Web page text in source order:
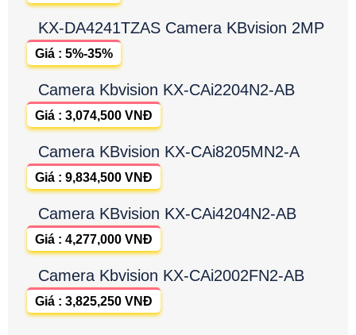
KX-DA4241TZAS Camera KBvision 2MP
Giá : 5%-35%
Camera Kbvision KX-CAi2204N2-AB
Giá : 3,074,500 VNĐ
Camera KBvision KX-CAi8205MN2-A
Giá : 9,834,500 VNĐ
Camera KBvision KX-CAi4204N2-AB
Giá : 4,277,000 VNĐ
Camera Kbvision KX-CAi2002FN2-AB
Giá : 3,825,250 VNĐ